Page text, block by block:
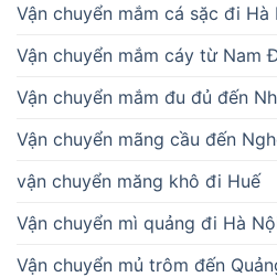
Vận chuyển mắm cá sặc đi Hà
Vận chuyển mắm cáy từ Nam
Vận chuyển mắm đu đủ đến
Vận chuyển mãng cầu đến
vận chuyển măng khô đi Huế
Vận chuyển mì quảng đi Hà
Vận chuyển mủ trôm đến